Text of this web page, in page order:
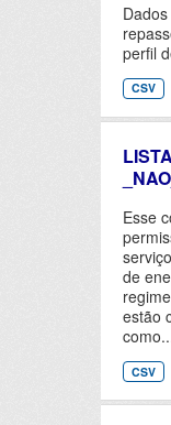
perfil
CSV
Esse
de
estão
CSV